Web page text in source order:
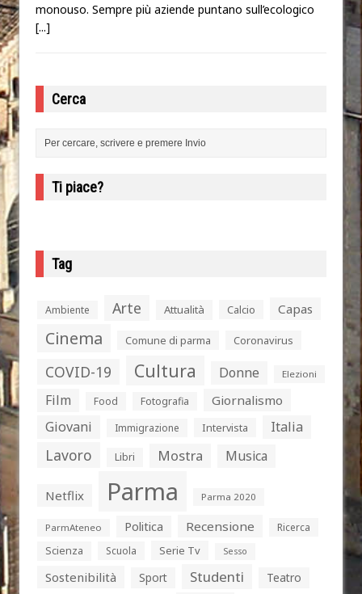
monouso. Sempre più aziende puntano sull’ecologico
[...]
Cerca
Ti piace?
Tag
Ambiente Arte Attualità Calcio Capas
Cinema Comune di parma Coronavirus
COVID-19 Cultura Donne Elezioni
Film Food Fotografia Giornalismo
Giovani Immigrazione Intervista Italia
Lavoro Libri Mostra Musica
Netflix Parma Parma 2020
ParmAteneo Politica Recensione
Ricerca
Scienza
Scuola Serie Tv Sesso
Sostenibilità Sport Studenti Teatro